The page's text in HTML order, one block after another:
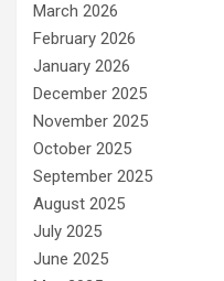
March 2026
February 2026
January 2026
December 2025
November 2025
October 2025
September 2025
August 2025
July 2025
June 2025